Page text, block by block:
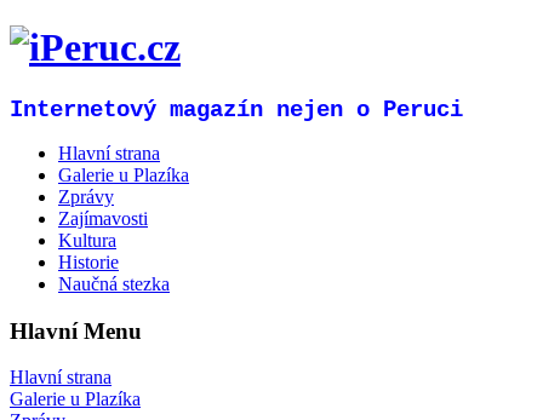
Internetový magazín nejen o Peruci
Hlavní strana
Galerie u Plazíka
Zprávy
Zajímavosti
Kultura
Historie
Naučná stezka
Hlavní Menu
Hlavní strana
Galerie u Plazíka